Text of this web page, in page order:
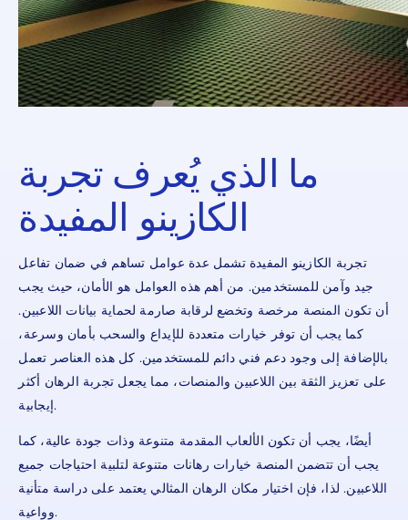
ما الذي يُعرف تجربة
الكازينو المفيدة
تجربة الكازينو المفيدة تشمل عدة عوامل تساهم في ضمان تفاعل
جيد وآمن للمستخدمين. من أهم هذه العوامل هو الأمان، حيث يجب
أن تكون المنصة مرخصة وتخضع لرقابة صارمة لحماية بيانات اللاعبين.
كما يجب أن توفر خيارات متعددة للإيداع والسحب بأمان وسرعة،
بالإضافة إلى وجود دعم فني دائم للمستخدمين. كل هذه العناصر تعمل
على تعزيز الثقة بين اللاعبين والمنصات، مما يجعل تجربة الرهان أكثر
إيجابية.
أيضًا، يجب أن تكون الألعاب المقدمة متنوعة وذات جودة عالية، كما
يجب أن تتضمن المنصة خيارات رهانات متنوعة لتلبية احتياجات جميع
اللاعبين. لذا، فإن اختيار مكان الرهان المثالي يعتمد على دراسة متأنية
وواعية.